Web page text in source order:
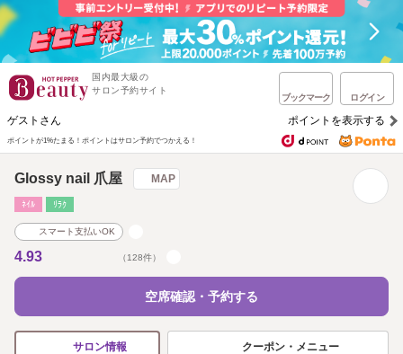
国内最大級の
サロン予約サイト
ブックマーク ログイン
ゲストさん ポイントを表示する
ポイントが1%たまる！ ポイントはサロン予約でつかえる！
Glossy nail 爪屋 MAP
ﾈｲﾙ ﾘﾗｸ
スマート支払いOK
4.93 （128件）
空席確認・予約する
サロン情報 クーポン・メニュー